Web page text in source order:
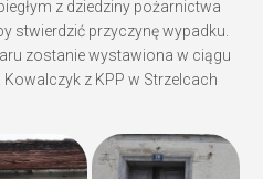
z dziedziny pożarnictwa
stwierdzić przyczynę wypadku.
zostanie wystawiona w ciągu
z KPP w Strzelcach